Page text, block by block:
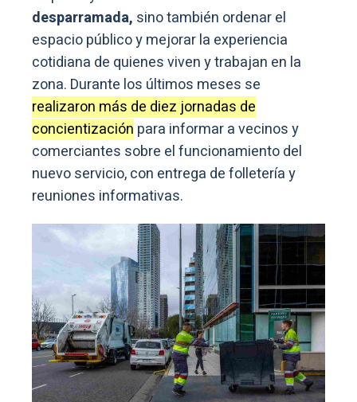
desparramada, sino también ordenar el
espacio público y mejorar la experiencia
cotidiana de quienes viven y trabajan en la
zona. Durante los últimos meses se
realizaron más de diez jornadas de
concientización para informar a vecinos y
comerciantes sobre el funcionamiento del
nuevo servicio, con entrega de folletería y
reuniones informativas.